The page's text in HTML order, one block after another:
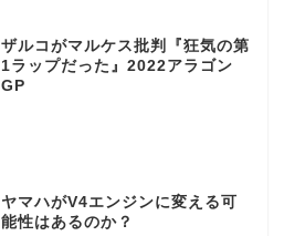
ザルコがマルケス批判『狂気の第
1ラップだった』2022アラゴン
GP
ヤマハがV4エンジンに変える可
能性はあるのか？